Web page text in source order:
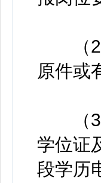
（2）
原件或
（3）
学位证
段学历